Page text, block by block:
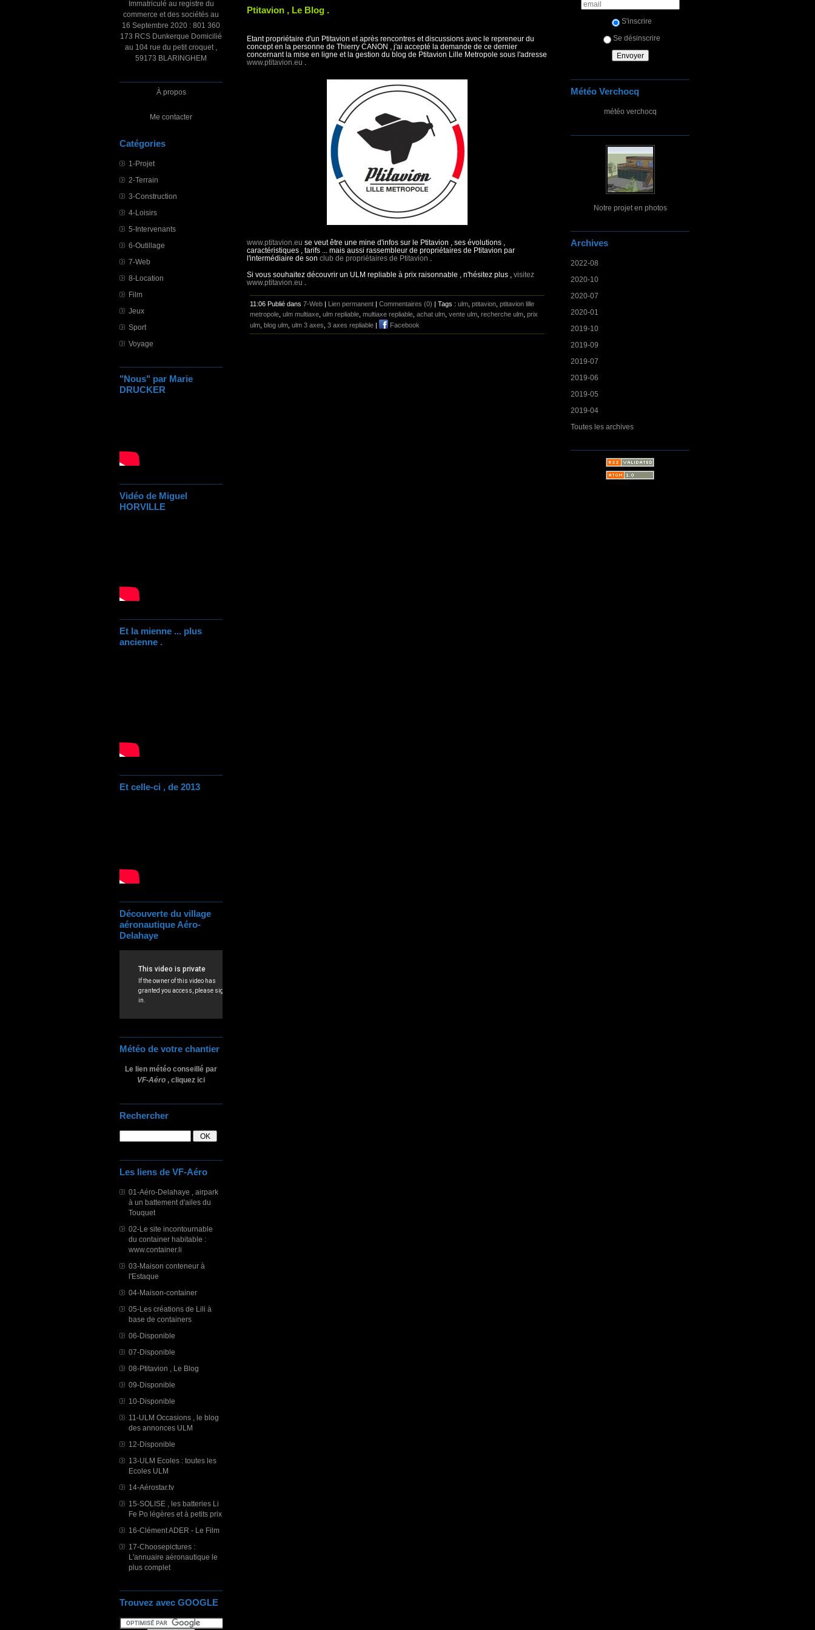
Immatriculé au registre du
commerce et des sociétés au
16 Septembre 2020 : 801 360
173 RCS Dunkerque Domicilié
au 104 rue du petit croquet ,
59173 BLARINGHEM
À propos
Me contacter
Catégories
1-Projet
2-Terrain
3-Construction
4-Loisirs
5-Intervenants
6-Outillage
7-Web
8-Location
Film
Jeux
Sport
Voyage
"Nous" par Marie
DRUCKER
Vidéo de Miguel
HORVILLE
Et la mienne ... plus
ancienne .
Et celle-ci , de 2013
Découverte du village
aéronautique Aéro-
Delahaye
Météo de votre chantier
Le lien météo conseillé par
VF-Aéro , cliquez ici
Rechercher
Les liens de VF-Aéro
01-Aéro-Delahaye , airpark
à un battement d'ailes du
Touquet
02-Le site incontournable
du container habitable :
www.container.li
03-Maison conteneur à
l'Estaque
04-Maison-container
05-Les créations de Lili à
base de containers
06-Disponible
07-Disponible
08-Ptitavion , Le Blog
09-Disponible
10-Disponible
11-ULM Occasions , le blog
des annonces ULM
12-Disponible
13-ULM Ecoles : toutes les
Ecoles ULM
14-Aérostar.tv
15-SOLISE , les batteries Li
Fe Po légères et à petits prix
16-Clément ADER - Le Film
17-Choosepictures :
L'annuaire aéronautique le
plus complet
Trouvez avec GOOGLE
S'inscrire
Se désinscrire
Météo Verchocq
météo verchocq
Notre projet en photos
Archives
2022-08
2020-10
2020-07
2020-01
2019-10
2019-09
2019-07
2019-06
2019-05
2019-04
Toutes les archives
Ptitavion , Le Blog .
Etant propriétaire d'un Ptitavion et après rencontres et discussions avec le repreneur du
concept en la personne de Thierry CANON , j'ai accepté la demande de ce dernier
concernant la mise en ligne et la gestion du blog de Ptitavion Lille Metropole sous l'adresse
www.ptitavion.eu
www.ptitavion.eu se veut être une mine d'infos sur le Ptitavion , ses évolutions ,
caractéristiques , tarifs ... mais aussi rassembleur de propriétaires de Ptitavion par
l'intermédiaire de son club de propriétaires de Ptitavion
Si vous souhaitez découvrir un ULM repliable à prix raisonnable , n'hésitez plus , visitez
www.ptitavion.eu
11:06 Publié dans 7-Web Lien permanent Commentaires (0) | Tags : ulm, ptitavion, ptitavion lille
metropole, ulm multiaxe, ulm repliable, multiaxe repliable, achat ulm, vente ulm, recherche ulm, prix
ulm, blog ulm, ulm 3 axes, 3 axes repliable Facebook